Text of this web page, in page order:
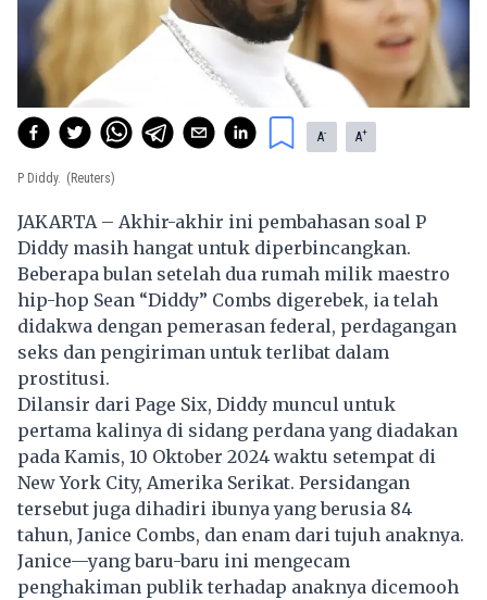
A- A+
P Diddy. (Reuters)
JAKARTA – Akhir-akhir ini pembahasan soal P
Diddy masih hangat untuk diperbincangkan.
Beberapa bulan setelah dua rumah milik maestro
hip-hop Sean “Diddy” Combs digerebek, ia telah
didakwa dengan pemerasan federal, perdagangan
seks dan pengiriman untuk terlibat dalam
prostitusi.
Dilansir dari Page Six, Diddy muncul untuk
pertama kalinya di sidang perdana yang diadakan
pada Kamis, 10 Oktober 2024 waktu setempat di
New York City, Amerika Serikat. Persidangan
tersebut juga dihadiri ibunya yang berusia 84
tahun, Janice Combs, dan enam dari tujuh anaknya.
Janice—yang baru-baru ini mengecam
penghakiman publik terhadap anaknya dicemooh